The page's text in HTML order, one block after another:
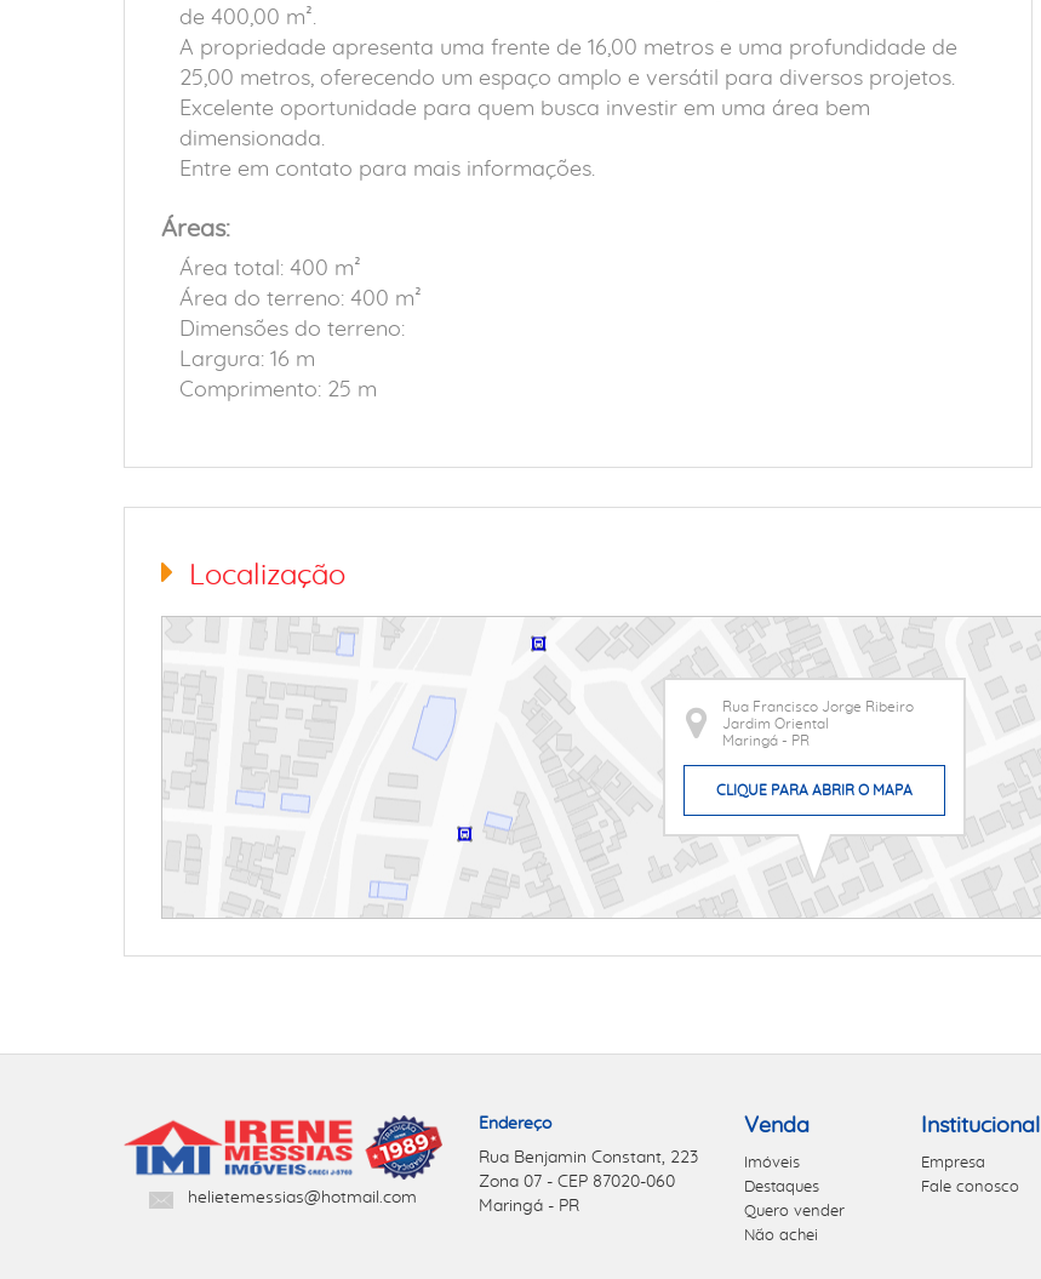
de 400,00 m².
A propriedade apresenta uma frente de 16,00 metros e uma profundidade de
25,00 metros, oferecendo um espaço amplo e versátil para diversos projetos.
Excelente oportunidade para quem busca investir em uma área bem
dimensionada.
Entre em contato para mais informações.
Áreas:
Área total: 400 m²
Área do terreno: 400 m²
Dimensões do terreno:
Largura: 16 m
Comprimento: 25 m
Localização
Rua Francisco Jorge Ribeiro
Jardim Oriental
Maringá - PR
CLIQUE PARA ABRIR O MAPA
helietemessias@hotmail.com
Endereço
Rua Benjamin Constant, 223
Zona 07 - CEP 87020-060
Maringá - PR
Venda
Imóveis
Destaques
Quero vender
Não achei
Institucional
Empresa
Fale conosco